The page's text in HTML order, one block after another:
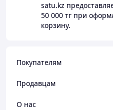
satu.kz
50 000 тг при
корзину.
Покупателям
Продавцам
О нас